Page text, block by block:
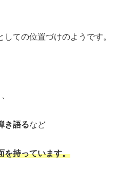
しての位置づけのようです。
き語るなど
を持っています。